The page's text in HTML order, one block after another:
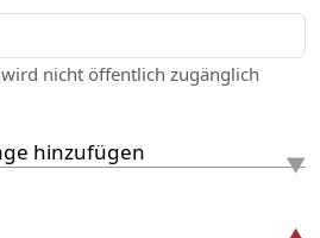
nicht öffentlich zugänglich
hinzufügen